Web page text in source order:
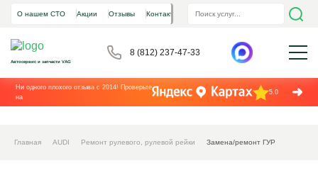
О нашем СТО Акции Отзывы Контакты
Автосервис и запчасти VAG
8 (812) 237-47-33
Ни одного плохого отзыва с 2014! Проверьте
на
5.0
Главная AUDI Ремонт рулевого, рулевой рейки Замена/ремонт ГУР